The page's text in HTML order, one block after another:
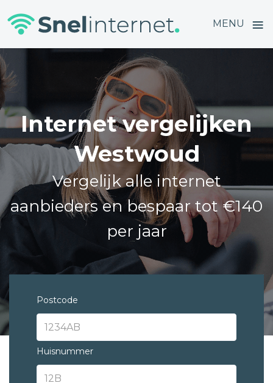
MENU ≡
Skip
to
content
Internet vergelijken
Westwoud
Vergelijk alle internet
aanbieders en bespaar tot €140
per jaar
Postcode
Huisnummer